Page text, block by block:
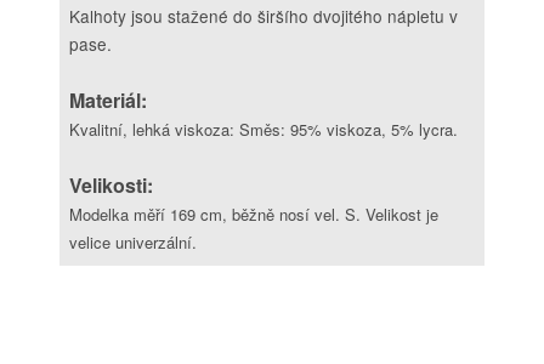
Kalhoty jsou stažené do širšího dvojitého nápletu v
pase.
Materiál:
Kvalitní, lehká viskoza: Směs: 95% viskoza, 5% lycra.
Velikosti:
Modelka měří 169 cm, běžně nosí vel. S. Velikost je
velice univerzální.